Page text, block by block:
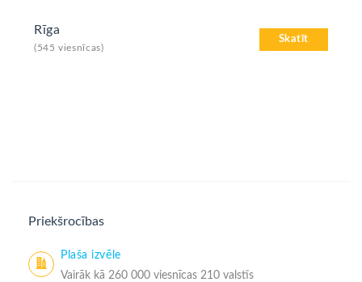
Skatīt
Rīga
(545 viesnīcas)
Priekšrocības
Plaša izvēle
Vairāk kā 260 000 viesnīcas 210 valstīs